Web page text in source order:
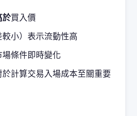
於買入價
較小）表示流動性高
場條件即時變化
計算交易入場成本至關重要